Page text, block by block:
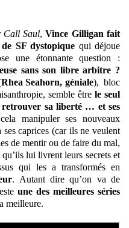
Call Saul,Vince Gilligan fait
de SF dystopique qui déjoue
une étonnante question :
sans son libre arbitre ?
Rhea Seahorn, géniale), bloc
semble être le seul
sa liberté … et ses
manipuler ses nouveaux
ses caprices (car ils ne veulent
de mentir ou de faire du mal,
lui livrent leurs secrets et
qui les a transformés en
. Autant dire qu’on va de
une des meilleures séries
meilleure.